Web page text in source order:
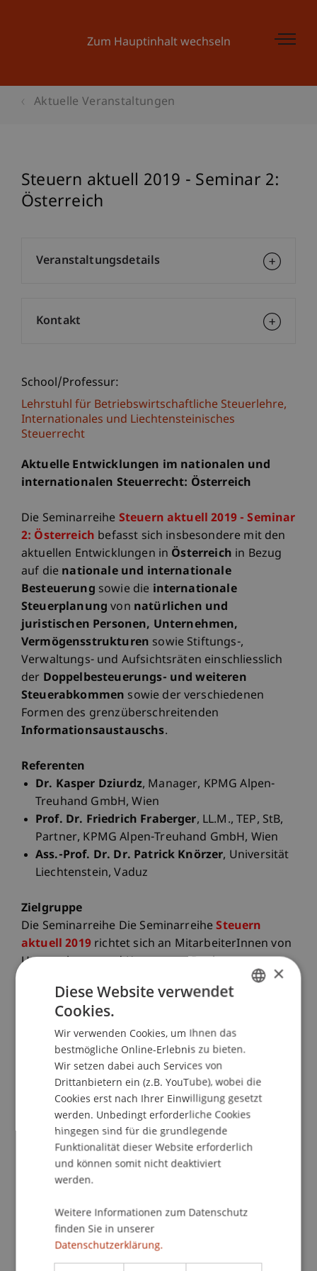
Zum Hauptinhalt wechseln
Aktuelle Veranstaltungen
Steuern aktuell 2019 - Seminar 2:
Österreich
School/Professur:
Lehrstuhl für Betriebswirtschaftliche Steuerlehre,
Internationales und Liechtensteinisches
Steuerrecht
Aktuelle Entwicklungen im nationalen und
internationalen Steuerrecht: Österreich
Die Seminarreihe Steuern aktuell 2019 - Seminar
2: Österreich befasst sich insbesondere mit den
aktuellen Entwicklungen in Österreich in Bezug
auf die nationale und internationale
Besteuerung sowie die internationale
Steuerplanung von natürlichen und
juristischen Personen, Unternehmen,
Vermögensstrukturen sowie Stiftungs-,
Verwaltungs- und Aufsichtsräten einschliesslich
der Doppelbesteuerungs- und weiteren
Steuerabkommen sowie der verschiedenen
Formen des grenzüberschreitenden
Informationsaustauschs.
Referenten
Dr. Kasper Dziurdz, Manager, KPMG Alpen-
Treuhand GmbH, Wien
Prof. Dr. Friedrich Fraberger, LL.M., TEP, StB,
Partner, KPMG Alpen-Treuhand GmbH, Wien
Ass.-Prof. Dr. Dr. Patrick Knörzer, Universität
Liechtenstein, Vaduz
Zielgruppe
Die Seminarreihe Die SeminarreiheSteuern
aktuell 2019richtet sich an MitarbeiterInnen von
Unternehmen und Konzernen, Banken,
Finanzdienstleistern sowie der Steuerverwaltung,
Fondsmanager, Rechtsanwälte, Steuerberater,
Treuhänder, Vermögensverwalter und
Wirtschaftsprüfer. Darüber hinaus richtet sich die
Seminarreihe Steuern aktuell 2019 insbesondere
auch an dieAbsolventendes
ZertifikatsstudiengangsNationales und
Internationales Steuerrecht und des
Studiengangs Executive Master of Laws (LL.M.)
in International Taxation.
Die SeminarreiheSteuern aktuell 2019findet an
vier Seminartagen zu Liechtenstein,
Deutschland, Österreich und der Schweiz
Umfang von 8 Lektionen à 45 Minuten pro Tag
Veranstaltungsdetails
Kontakt
×
Diese Website verwendet
Cookies.
Wir verwenden Cookies, um Ihnen das
bestmögliche Online-Erlebnis zu bieten.
Wir setzen dabei auch Services von
Drittanbietern ein (z.B. YouTube), wobei die
Cookies erst nach Ihrer Einwilligung gesetzt
werden. Unbedingt erforderliche Cookies
hingegen sind für die grundlegende
Funktionalität dieser Website erforderlich
und können somit nicht deaktiviert
werden.
Weitere Informationen zum Datenschutz
finden Sie in unserer
Datenschutzerklärung.